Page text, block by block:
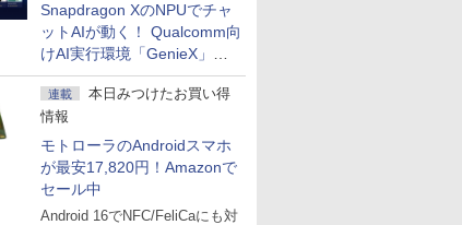
Snapdragon XのNPUでチャ
ットAIが動く！ Qualcomm向
けAI実行環境「GenieX」を
試してみた
連載
本日みつけたお買い得
情報
モトローラのAndroidスマホ
が最安17,820円！Amazonで
セール中
Android 16でNFC/FeliCaにも対